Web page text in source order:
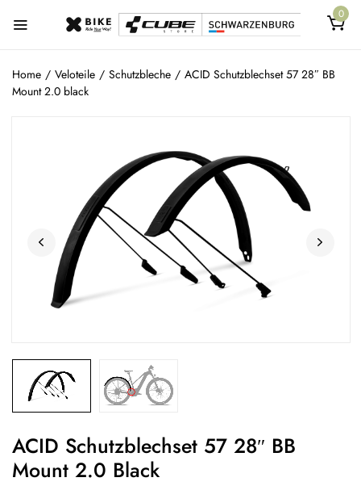
0
Home / Veloteile / Schutzbleche / ACID Schutzblechset 57 28″ BB
Mount 2.0 black
ACID Schutzblechset 57 28″ BB
Mount 2.0 Black